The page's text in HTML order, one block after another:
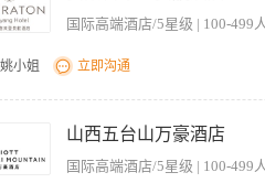
反馈。 5、配合完成每日客流量统计、物
班制工作安排。国际高端酒店/5星级 | 100-499
姚小姐 立即沟通
山西五台山万豪酒店
国际高端酒店/5星级 | 100-499